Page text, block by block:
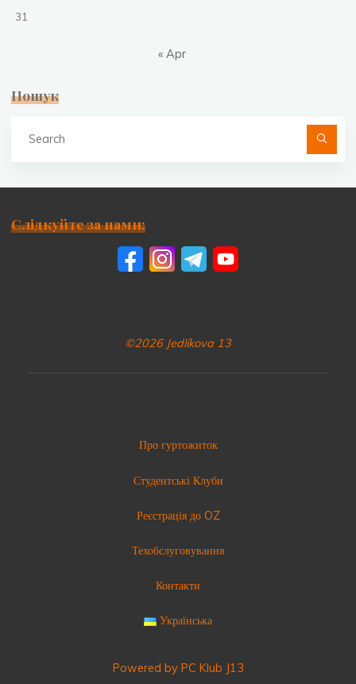
31
« Apr
Пошук
Слідкуйте за нами:
©2026 Jedlíkova 13
Про гуртожиток
Студентські Клуби
Реєстрація до OZ
Техобслуговування
Контакти
Українська
Powered by PC Klub J13